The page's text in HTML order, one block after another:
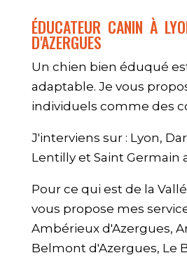
ÉDUCATEUR CANIN À
D'AZERGUES
Un chien bien éduqué
adaptable. Je vous
individuels comme des
J'interviens sur : Lyon,
Lentilly et Saint Germain
Pour ce qui est de la
vous propose mes
Ambérieux d'Azergues,
Belmont d'Azergues, Le